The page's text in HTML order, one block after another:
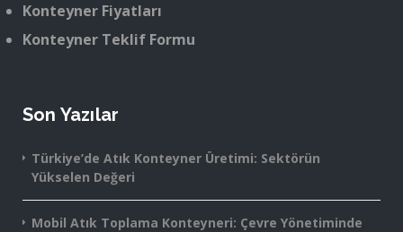
Konteyner Fiyatları
Konteyner Teklif Formu
Son Yazılar
Türkiye’de Atık Konteyner Üretimi: Sektörün
Yükselen Değeri
Mobil Atık Toplama Konteyneri: Çevre Yönetiminde